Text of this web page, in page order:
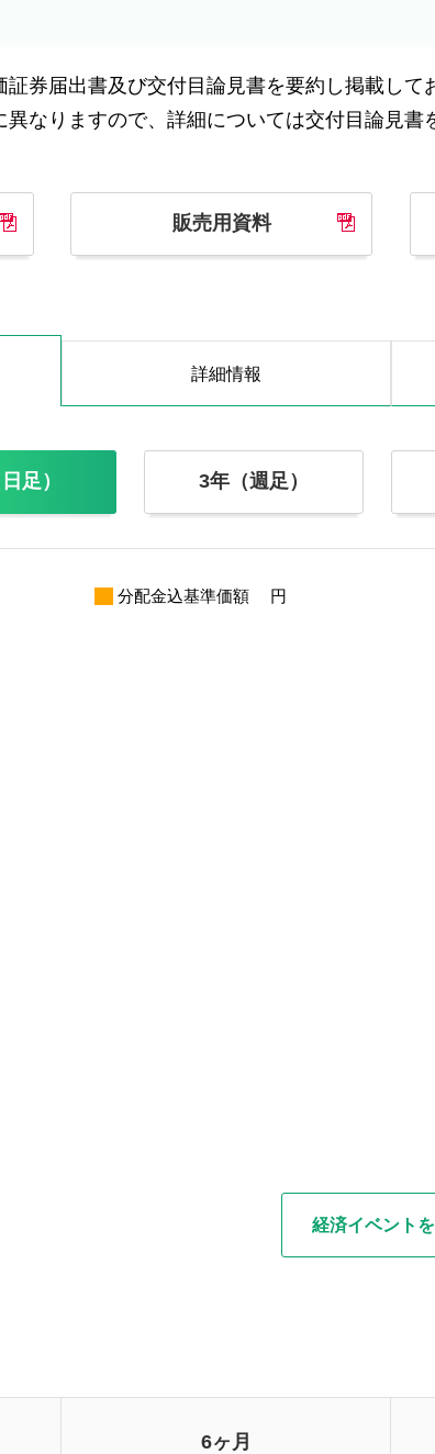
券届出書及び交付目論見書を要約し掲載して
なりますので、詳細については交付目論見書
販売用資料
詳細情報
足） 3年（週足）
分配金込基準価額 円
経済イベント
6ヶ月